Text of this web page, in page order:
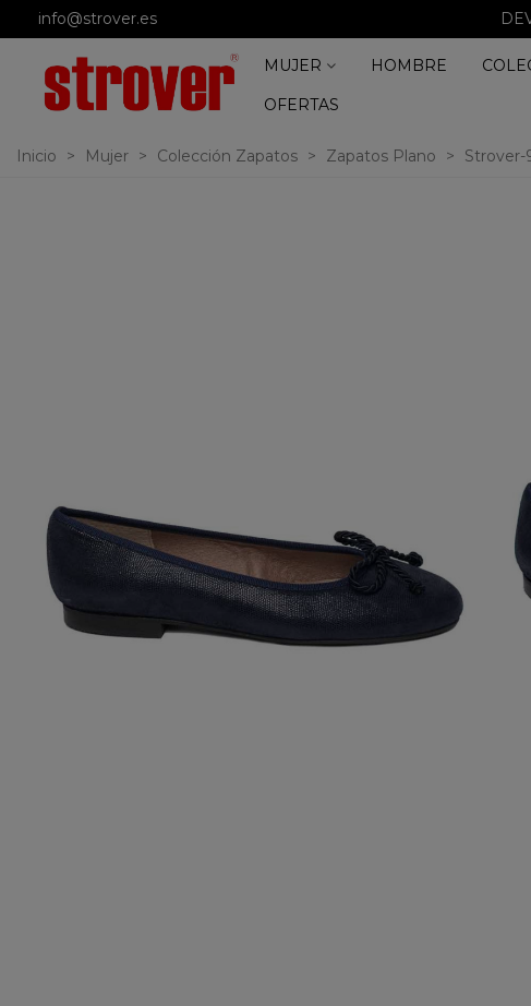
info@strover.es
MUJER HOMBRE
OFERTAS
Inicio > Mujer > Colección Zapatos > Zapatos Plano >